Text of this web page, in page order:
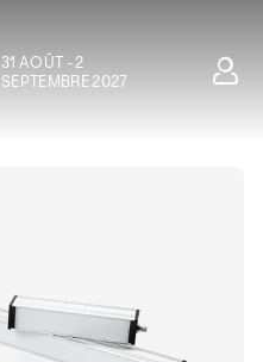
31 AOÛT - 2
SEPTEMBRE 2027